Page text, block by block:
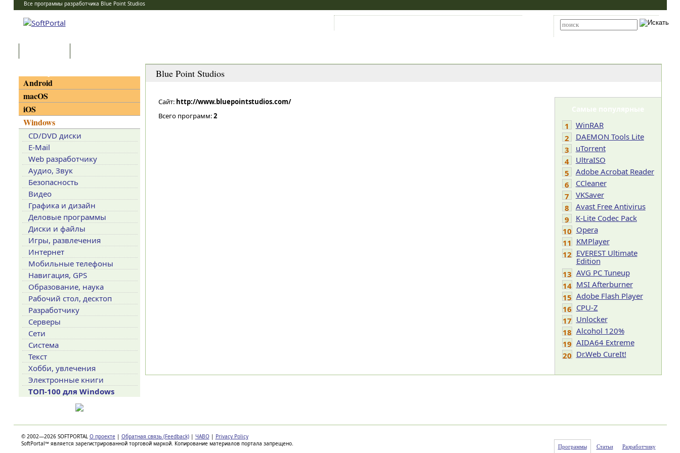
Все программы разработчика Blue Point Studios
Blue Point Studios
Сайт: http://www.bluepointstudios.com/
Всего программ:2
Самые популярные
1
WinRAR
2
DAEMON Tools Lite
3
uTorrent
4
UltraISO
5
Adobe Acrobat Reader
6
CCleaner
7
VKSaver
8
Avast Free Antivirus
9
K-Lite Codec Pack
10 Opera
11 KMPlayer
12 EVEREST Ultimate
Edition
13 AVG PC Tuneup
14 MSI Afterburner
15 Adobe Flash Player
16 CPU-Z
17 Unlocker
18 Alcohol 120%
19 AIDA64 Extreme
20 Dr.Web CureIt!
Android
macOS
iOS
Windows
CD/DVD диски
E-Mail
Web разработчику
Аудио, Звук
Безопасность
Видео
Графика и дизайн
Деловые программы
Диски и файлы
Игры, развлечения
Интернет
Мобильные телефоны
Навигация, GPS
Образование, наука
Рабочий стол, десктоп
Разработчику
Серверы
Сети
Система
Текст
Хобби, увлечения
Электронные книги
ТОП-100 для Windows
© 2002—2026 SOFTPORTAL О проекте | Обратная связь (Feedback) | ЧАВО | Privacy Policy
SoftPortal™ является зарегистрированной торговой маркой. Копирование материалов портала запрещено.
Программы Статьи Разработчику